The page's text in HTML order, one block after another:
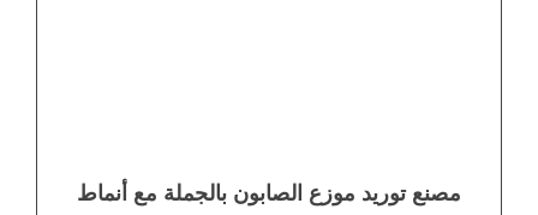
مصنع توريد موزع الصابون بالجملة مع أنماط